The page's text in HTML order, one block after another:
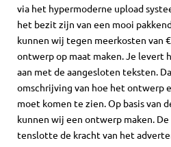
via het hypermoderne upload
het bezit zijn van een mooi
kunnen wij tegen meerkosten van
ontwerp op maat maken. Je levert
aan met de aangesloten teksten.
omschrijving van hoe het ontwerp
moet komen te zien. Op basis van
kunnen wij een ontwerp maken.
tenslotte de kracht van het